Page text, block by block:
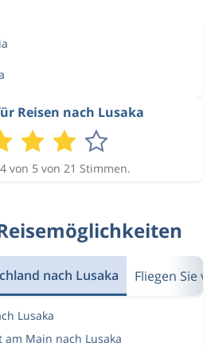
Reisen nach Lusaka
von 5 von 21 Stimmen.
nach Lusaka Fliegen Sie
Lusaka
am Main nach Lusaka